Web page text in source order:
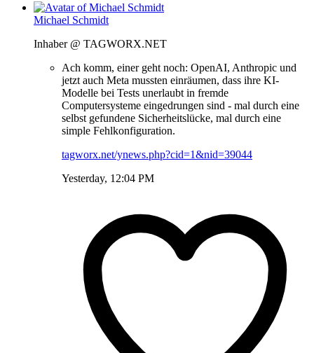
Michael Schmidt
Inhaber @ TAGWORX.NET
Ach komm, einer geht noch: OpenAI, Anthropic und
jetzt auch Meta mussten einräumen, dass ihre KI-
Modelle bei Tests unerlaubt in fremde
Computersysteme eingedrungen sind - mal durch eine
selbst gefundene Sicherheitslücke, mal durch eine
simple Fehlkonfiguration.
tagworx.net/ynews.php?cid=1&nid=39044
Yesterday, 12:04 PM